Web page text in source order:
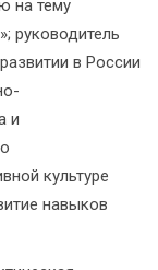
на тему
руководитель
в России
и
культуре
навыков